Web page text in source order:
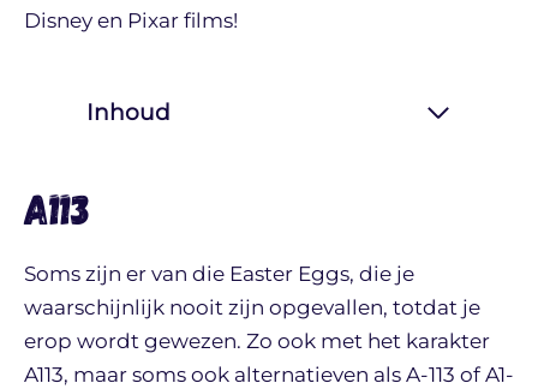
Disney en Pixar films!
Inhoud
A113
Soms zijn er van die Easter Eggs, die je
waarschijnlijk nooit zijn opgevallen, totdat je
erop wordt gewezen. Zo ook met het karakter
A113, maar soms ook alternatieven als A-113 of A1-